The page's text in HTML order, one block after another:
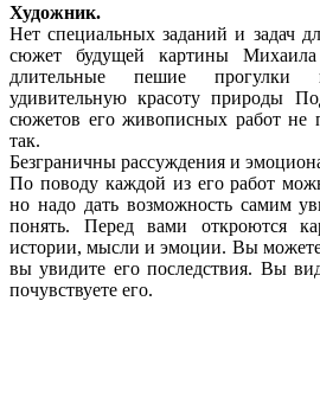
Художник.
Нет специальных заданий и задач
сюжет будущей картины
длительные пешие прогулки
удивительную красоту природы
сюжетов его живописных работ не
так.
Безграничны рассуждения и
По поводу каждой из его работ
но надо дать возможность самим
понять. Перед вами откроются
истории, мысли и эмоции. Вы можете
вы увидите его последствия. Вы
почувствуете его.